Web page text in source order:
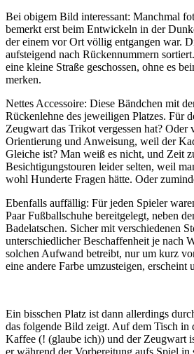
Bei obigem Bild interessant: Manchmal
bemerkt erst beim Entwickeln in der
der einem vor Ort völlig entgangen war.
aufsteigend nach Rückennummern
eine kleine Straße geschossen, ohne es
merken.
Nettes Accessoire: Diese Bändchen mit
Rückenlehne des jeweiligen Platzes. Für
Zeugwart das Trikot vergessen hat? Oder
Orientierung und Anweisung, weil der
Gleiche ist? Man weiß es nicht, und Zeit
Besichtigungstouren leider selten, weil
wohl Hunderte Fragen hätte. Oder
Ebenfalls auffällig: Für jeden Spieler
Paar Fußballschuhe bereitgelegt, neben
Badelatschen. Sicher mit verschiedenen
unterschiedlicher Beschaffenheit je nach
solchen Aufwand betreibt, nur um kurz
eine andere Farbe umzusteigen, erscheint
Ein bisschen Platz ist dann allerdings
das folgende Bild zeigt. Auf dem Tisch in
Kaffee (! (glaube ich)) und der Zeugwart
er während der Vorbereitung aufs Spiel